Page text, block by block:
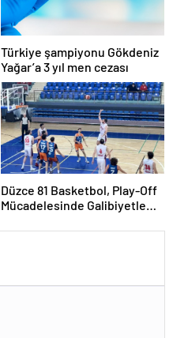
Türkiye şampiyonu Gökdeniz
Yağar’a 3 yıl men cezası
Düzce 81 Basketbol, Play-Off
Mücadelesinde Galibiyetle